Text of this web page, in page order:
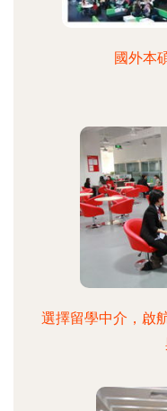
國外本
選擇留學中介，啟